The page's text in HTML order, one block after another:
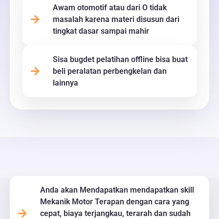
Awam otomotif atau dari O tidak
masalah karena materi disusun dari
tingkat dasar sampai mahir
Sisa bugdet pelatihan offline bisa buat
beli peralatan perbengkelan dan
lainnya
Anda akan Mendapatkan mendapatkan skill
Mekanik Motor Terapan dengan cara yang
cepat, biaya terjangkau, terarah dan sudah